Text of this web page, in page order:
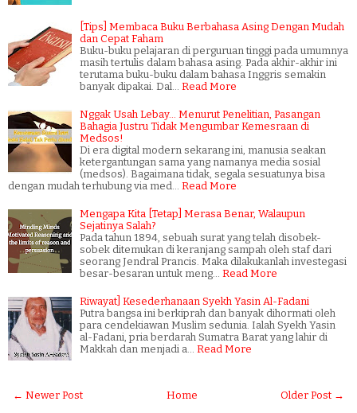
[Tips] Membaca Buku Berbahasa Asing Dengan Mudah
dan Cepat Faham
Buku-buku pelajaran di perguruan tinggi pada umumnya
masih tertulis dalam bahasa asing. Pada akhir-akhir ini
terutama buku-buku dalam bahasa Inggris semakin
banyak dipakai. Dal…
Read More
Nggak Usah Lebay... Menurut Penelitian, Pasangan
Bahagia Justru Tidak Mengumbar Kemesraan di
Medsos!
Di era digital modern sekarang ini, manusia seakan
ketergantungan sama yang namanya media sosial
(medsos). Bagaimana tidak, segala sesuatunya bisa
dengan mudah terhubung via med…
Read More
Mengapa Kita [Tetap] Merasa Benar, Walaupun
Sejatinya Salah?
Pada tahun 1894, sebuah surat yang telah disobek-
sobek ditemukan di keranjang sampah oleh staf dari
seorang Jendral Prancis. Maka dilakukanlah investegasi
besar-besaran untuk meng…
Read More
Riwayat] Kesederhanaan Syekh Yasin Al-Fadani
Putra bangsa ini berkiprah dan banyak dihormati oleh
para cendekiawan Muslim sedunia. Ialah Syekh Yasin
al-Fadani, pria berdarah Sumatra Barat yang lahir di
Makkah dan menjadi a…
Read More
← Newer Post Older Post →
Home